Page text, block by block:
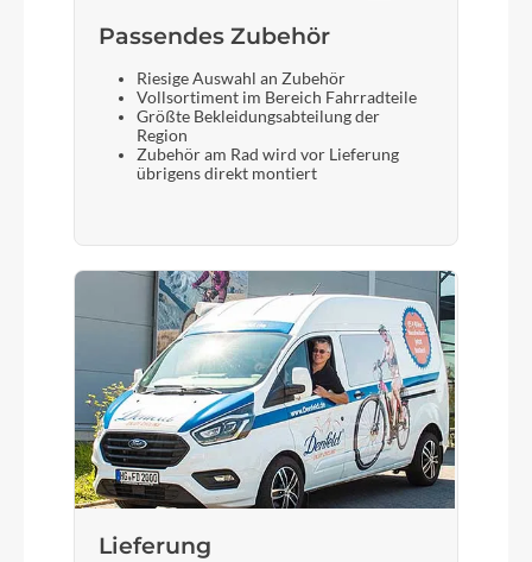
Passendes Zubehör
Riesige Auswahl an Zubehör
Vollsortiment im Bereich Fahrradteile
Größte Bekleidungsabteilung der
Region
Zubehör am Rad wird vor Lieferung
übrigens direkt montiert
Lieferung